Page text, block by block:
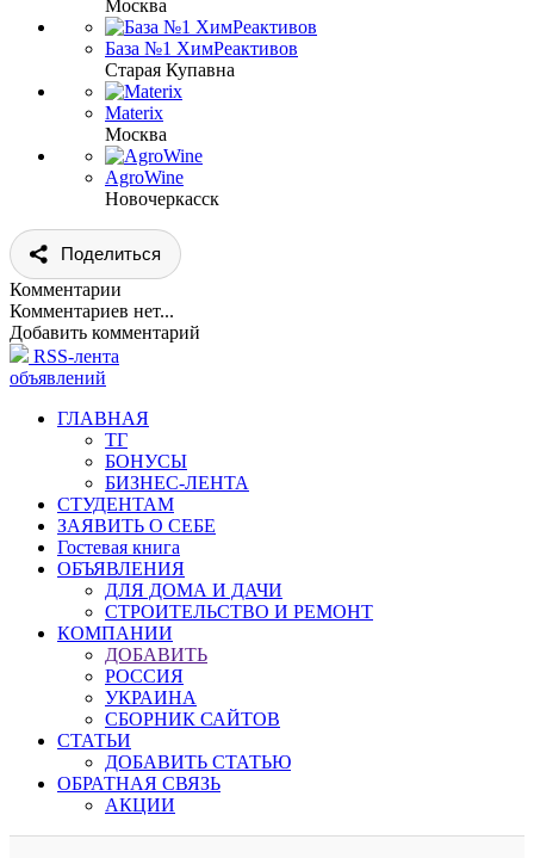
Москва
База №1 ХимРеактивов
Старая Купавна
Materix
Москва
AgroWine
Новочеркасск
Поделиться
Комментарии
Комментариев нет...
Добавить комментарий
RSS-лента
объявлений
ГЛАВНАЯ
ТГ
БОНУСЫ
БИЗНЕС-ЛЕНТА
СТУДЕНТАМ
ЗАЯВИТЬ О СЕБЕ
Гостевая книга
ОБЪЯВЛЕНИЯ
ДЛЯ ДОМА И ДАЧИ
СТРОИТЕЛЬСТВО И РЕМОНТ
КОМПАНИИ
ДОБАВИТЬ
РОССИЯ
УКРАИНА
СБОРНИК САЙТОВ
СТАТЬИ
ДОБАВИТЬ СТАТЬЮ
ОБРАТНАЯ СВЯЗЬ
АКЦИИ